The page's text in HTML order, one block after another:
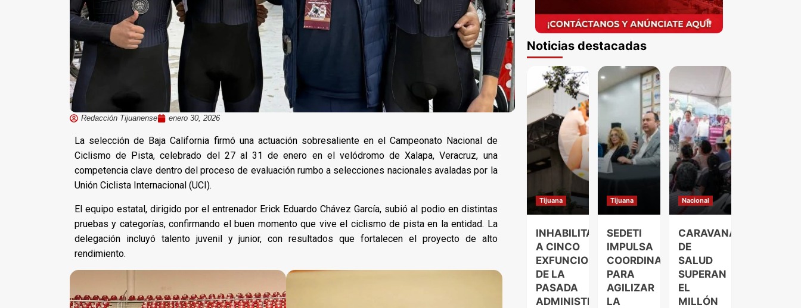
Redacción Tijuanense enero 30, 2026
La selección de Baja California firmó una actuación sobresaliente en el Campeonato Nacional de
Ciclismo de Pista, celebrado del 27 al 31 de enero en el velódromo de Xalapa, Veracruz, una
competencia clave dentro del proceso de evaluación rumbo a selecciones nacionales avaladas por la
Unión Ciclista Internacional (UCI).
El equipo estatal, dirigido por el entrenador Erick Eduardo Chávez García, subió al podio en distintas
pruebas y categorías, confirmando el buen momento que vive el ciclismo de pista en la entidad. La
delegación incluyó talento juvenil y junior, con resultados que fortalecen el proyecto de alto
rendimiento.
Noticias destacadas
Tijuana
INHABILITAN
A CINCO
EXFUNCIONARIOS
DE LA
PASADA
ADMINISTRACIÓN
Tijuana
SEDETI
IMPULSA
COORDINACIÓN
PARA
AGILIZAR
LA
Nacional
CARAVANAS
DE
SALUD
SUPERAN
EL
MILLÓN